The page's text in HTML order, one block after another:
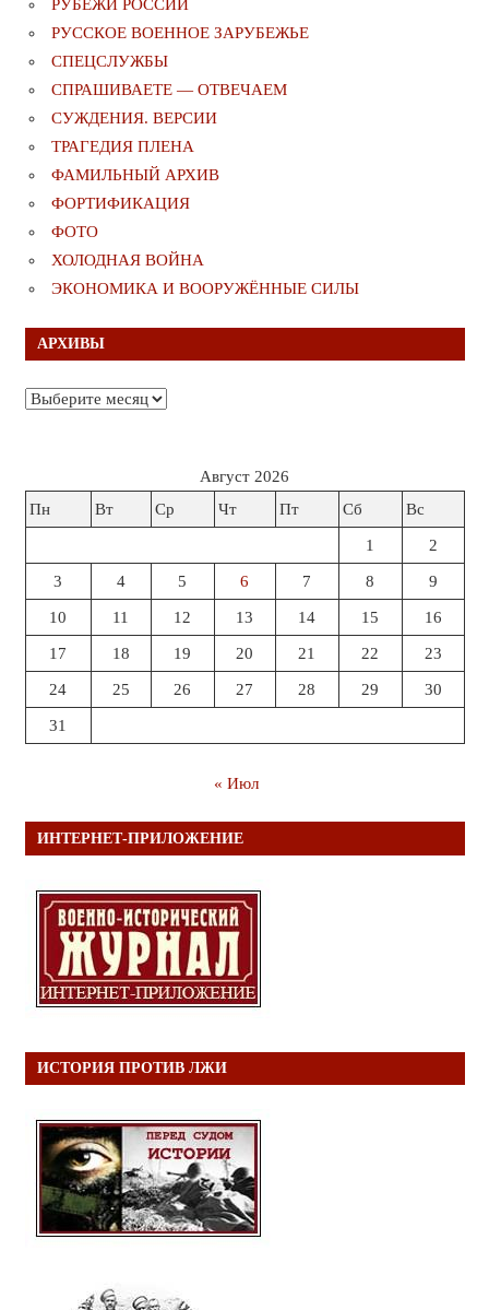
РУБЕЖИ РОССИИ
РУССКОЕ ВОЕННОЕ ЗАРУБЕЖЬЕ
СПЕЦСЛУЖБЫ
СПРАШИВАЕТЕ — ОТВЕЧАЕМ
СУЖДЕНИЯ. ВЕРСИИ
ТРАГЕДИЯ ПЛЕНА
ФАМИЛЬНЫЙ АРХИВ
ФОРТИФИКАЦИЯ
ФОТО
ХОЛОДНАЯ ВОЙНА
ЭКОНОМИКА И ВООРУЖЁННЫЕ СИЛЫ
АРХИВЫ
Архивы
Август 2026
Пн
Вт Ср Чт Пт Сб Вс
1 2
3 4 5 6 7 8 9
10 11 12 13 14 15 16
17 18 19 20 21 22 23
24 25 26 27 28 29 30
31
« Июл
ИНТЕРНЕТ-ПРИЛОЖЕНИЕ
ИСТОРИЯ ПРОТИВ ЛЖИ